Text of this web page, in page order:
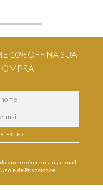
10% OFF NA SUA
em receber nossos e-mails
e de Privacidade.